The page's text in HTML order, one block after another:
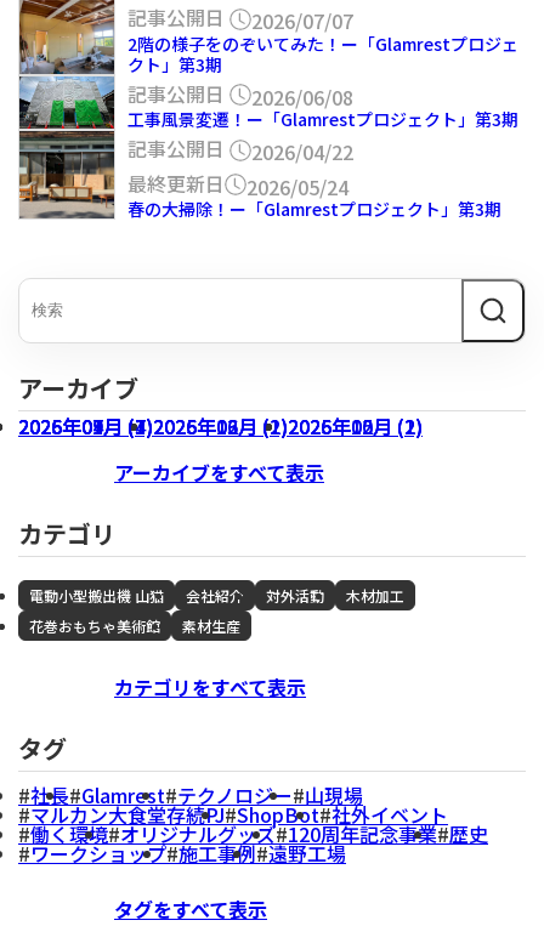
2階の様子をのぞいてみた！ー「Glamrestプロジェ
クト」第3期
記事公開日 2026/07/07
工事風景変遷！ー「Glamrestプロジェクト」第3期
記事公開日 2026/06/08
春の大掃除！ー「Glamrestプロジェクト」第3期
記事公開日
2026/04/22
最終更新日
2026/05/24
アーカイブ
2026年07月 (3)2026年06月 (1)2026年05月 (1)
2026年04月 (1)2026年03月 (1)2026年02月 (2)
2026年01月 (4)2025年12月 (2)2025年10月 (2)
2025年09月 (7)
アーカイブをすべて表示
カテゴリ
電動小型搬出機 山猫 会社紹介 対外活動
木材加工
花巻おもちゃ美術館
素材生産
カテゴリをすべて表示
タグ
社長 Glamrest テクノロジー 山現場
マルカン大食堂存続PJ ShopBot 社外イベント
働く環境 オリジナルグッズ 120周年記念事業 歴史
ワークショップ 施工事例 遠野工場
タグをすべて表示